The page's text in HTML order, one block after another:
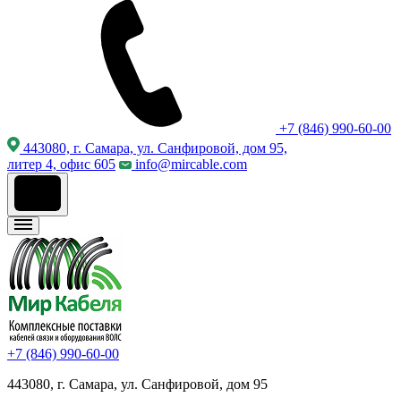
+7 (846) 990-60-00
443080, г. Самара, ул. Санфировой, дом 95,
литер 4, офис 605
info@mircable.com
+7 (846) 990-60-00
443080, г. Самара, ул. Санфировой, дом 95